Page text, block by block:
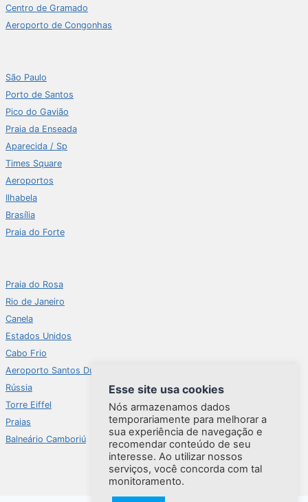
Centro de Gramado
Aeroporto de Congonhas
São Paulo
Porto de Santos
Pico do Gavião
Praia da Enseada
Aparecida / Sp
Times Square
Aeroportos
Ilhabela
Brasília
Praia do Forte
Praia do Rosa
Rio de Janeiro
Canela
Estados Unidos
Cabo Frio
Aeroporto Santos Dumont
Rússia
Torre Eiffel
Praias
Balneário Camboriú
Esse site usa cookies
Nós armazenamos dados
temporariamente para melhorar a
sua experiência de navegação e
recomendar conteúdo de seu
interesse. Ao utilizar nossos
serviços, você concorda com tal
monitoramento.